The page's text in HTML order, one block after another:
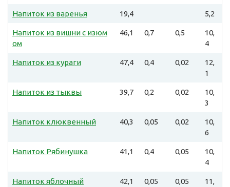
Напиток из варенья 19,4 5,2
Напиток из вишни с изюм
ом
46,1 0,7 0,5
10,
4
Напиток из кураги 47,4 0,4 0,02
12,
1
Напиток из тыквы 39,7 0,2 0,02
10,
3
Напиток клюквенный 40,3 0,05 0,02
10,
6
Напиток Рябинушка 41,1 0,4 0,05
10,
4
Напиток яблочный 42,1 0,05 0,05
11,